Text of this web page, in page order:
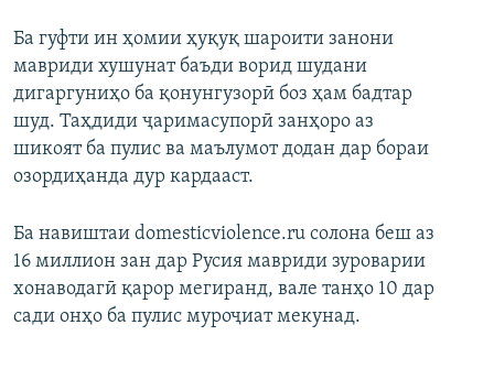
Ба гуфти ин ҳомии ҳуқуқ шароити занони
мавриди хушунат баъди ворид шудани
дигаргуниҳо ба қонунгузорӣ боз ҳам бадтар
шуд. Таҳдиди ҷаримасупорӣ занҳоро аз
шикоят ба пулис ва маълумот додан дар бораи
озордиҳанда дур кардааст.
Ба навиштаи domesticviolence.ru солона беш аз
16 миллион зан дар Русия мавриди зуроварии
хонаводагӣ қарор мегиранд, вале танҳо 10 дар
сади онҳо ба пулис муроҷиат мекунад.